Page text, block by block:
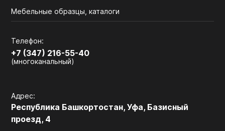
Мебельные образцы, каталоги
Телефон:
+7 (347) 216-55-40
(многоканальный)
Адрес:
Республика Башкортостан, Уфа, Базисный
проезд, 4